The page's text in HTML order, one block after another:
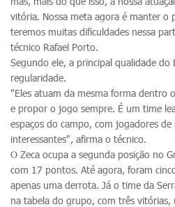
vitória. Nossa meta agora é manter o
teremos muitas dificuldades nessa
técnico Rafael Porto.
Segundo ele, a principal qualidade do
regularidade.
"Eles atuam da mesma forma dentro
e propor o jogo sempre. É um time
espaços do campo, com jogadores
interessantes", afirma o técnico.
O Zeca ocupa a segunda posição no
com 17 pontos. Até agora, foram
apenas uma derrota. Já o time da
na tabela do grupo, com três vitórias,